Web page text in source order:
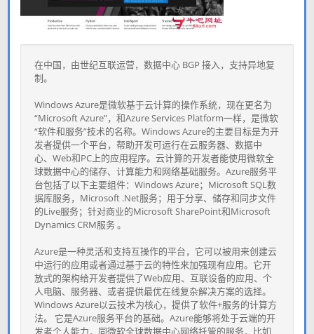
在中国，由世纪互联运营，数据中心 BGP 接入，支持异地复
制。
Windows Azure是微软基于云计算的操作系统，现在更名为
“Microsoft Azure”，和Azure Services Platform一样，是微软
“软件和服务”技术的名称。Windows Azure的主要目标是为开
发者提供一个平台，帮助开发可运行在云服务器、数据中
心、Web和PC上的应用程序。云计算的开发者能使用微软全
球数据中心的储存、计算能力和网络基础服务。Azure服务平
台包括了以下主要组件：Windows Azure；Microsoft SQL数
据库服务，Microsoft .Net服务；用于分享、储存和同步文件
的Live服务；针对商业的Microsoft SharePoint和Microsoft
Dynamics CRM服务 。
Azure是一种灵活和支持互操作的平台，它可以被用来创建云
中运行的应用或者通过基于云的特性来加强现有应用。它开
放式的架构给开发者提供了Web应用、互联设备的应用、个
人电脑、服务器、或者提供最优在线复杂解决方案的选择。
Windows Azure以云技术为核心，提供了软件+服务的计算方
法。 它是Azure服务平台的基础。Azure能够将处于云端的开